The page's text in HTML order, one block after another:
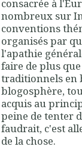
consacrée à
nombreux sur
conventions
organisés par
l'apathie
faire de plus
traditionnels en
blogosphère,
acquis au
peine de tenter
faudrait, c'est
de la chose.